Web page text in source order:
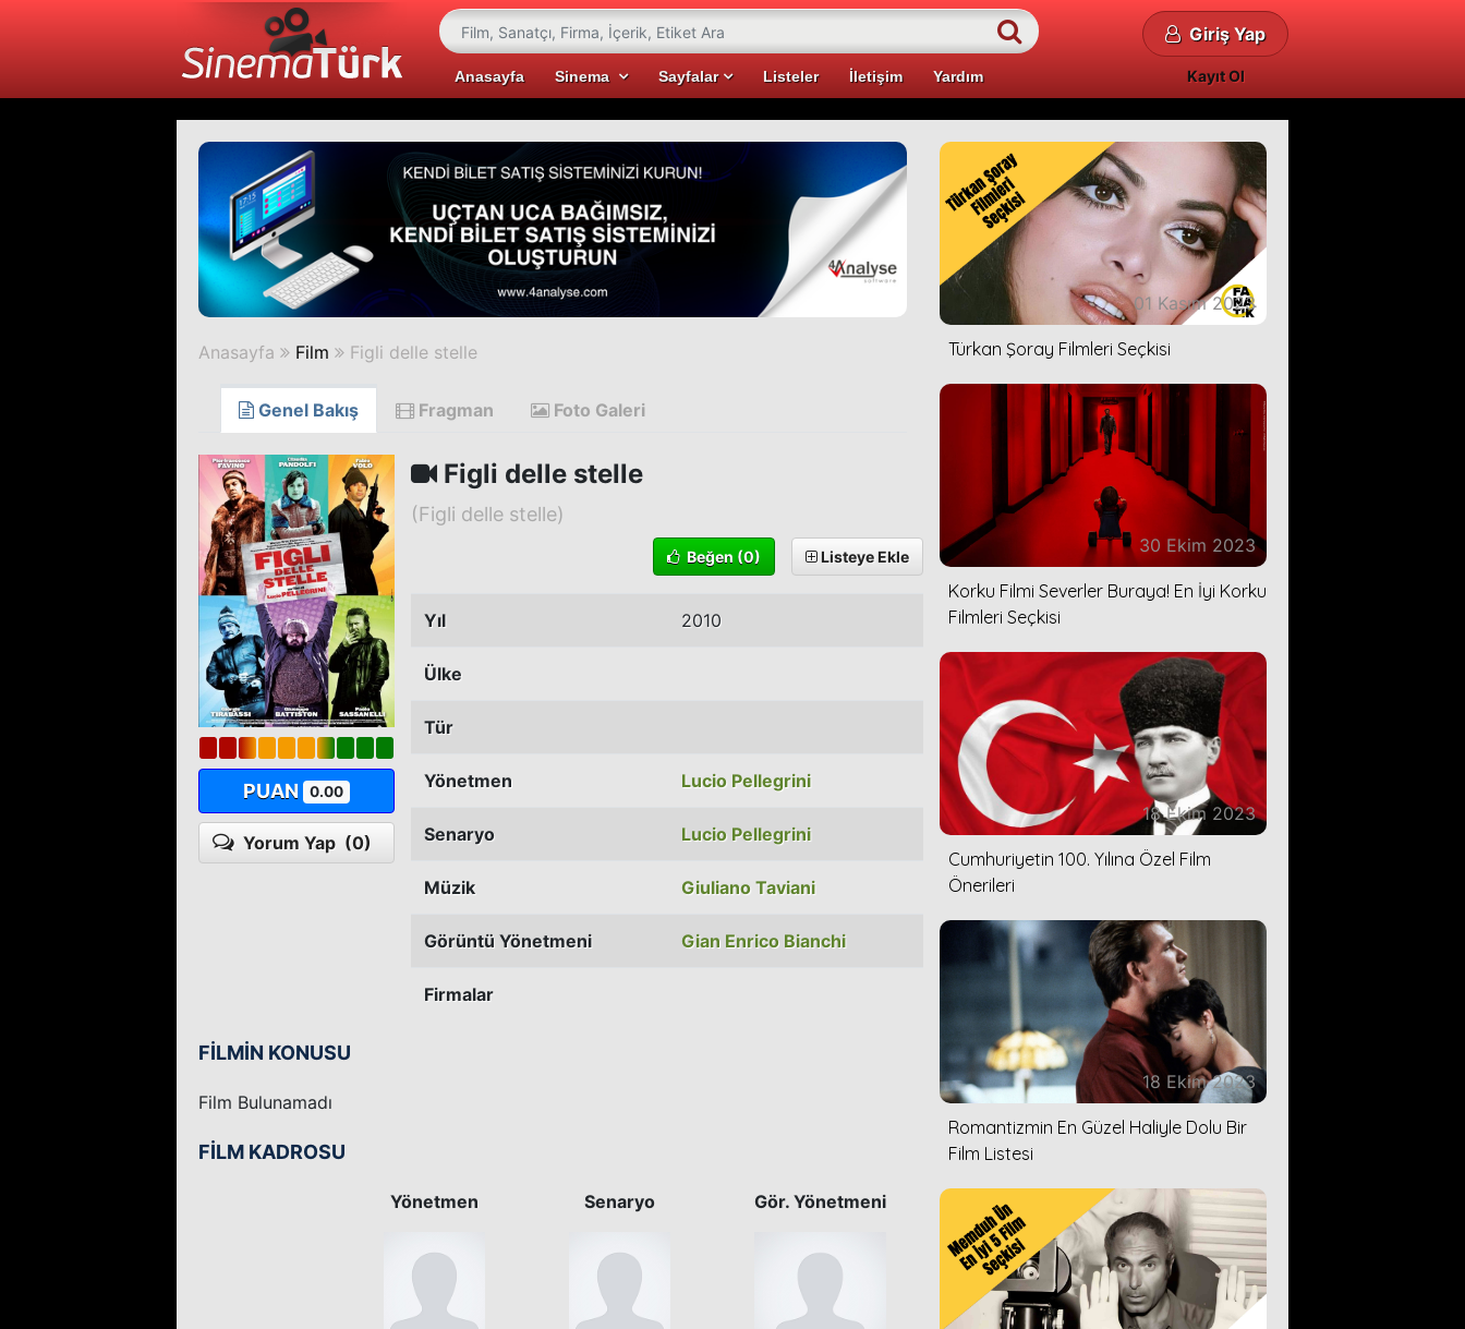
Anasayfa Sinema Sayfalar Listeler İletişim Yardım
Giriş Yap
Kayıt Ol
Anasayfa Film Figli delle stelle
Genel Bakış Fragman Foto Galeri
PUAN 0.00
Yorum Yap (0)
Figli delle stelle
(Figli delle stelle)
Beğen (0) Listeye Ekle
Yıl 2010
Ülke
Tür
Yönetmen Lucio Pellegrini
Senaryo Lucio Pellegrini
Müzik Giuliano Taviani
Görüntü Yönetmeni Gian Enrico Bianchi
Firmalar
FİLMİN KONUSU
Film Bulunamadı
FİLM KADROSU
Yönetmen Senaryo Gör. Yönetmeni
01 Kasım 2023
Türkan Şoray Filmleri Seçkisi
30 Ekim 2023
Korku Filmi Severler Buraya! En İyi Korku
Filmleri Seçkisi
18 Ekim 2023
Cumhuriyetin 100. Yılına Özel Film
Önerileri
18 Ekim 2023
Romantizmin En Güzel Haliyle Dolu Bir
Film Listesi